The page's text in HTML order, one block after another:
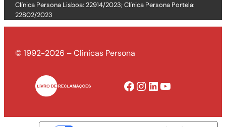
Clínica Persona Lisboa: 22914/2023; Clínica Persona Portela:
22802/2023
© 1992-2026 – Clinicas Persona
Facebook Instagram LinkedIn YouTube